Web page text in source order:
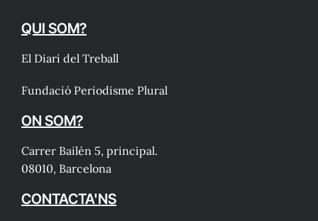
QUI SOM?
El Diari del Treball
Fundació Periodisme Plural
ON SOM?
Carrer Bailén 5, principal.
08010, Barcelona
CONTACTA'NS